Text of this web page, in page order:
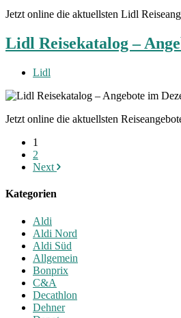
Jetzt online die aktuellsten Lidl
Lidl Reisekatalog –
Lidl
Jetzt online die aktuellsten
1
2
Next
Kategorien
Aldi
Aldi Nord
Aldi Süd
Allgemein
Bonprix
C&A
Decathlon
Dehner